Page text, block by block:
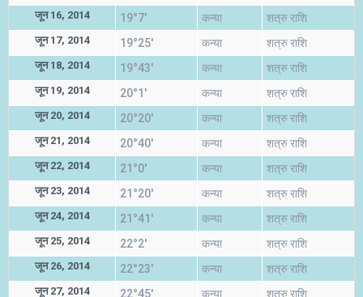
जून 16, 2014 19°7' कन्या शत्रु राशि
जून 17, 2014 19°25' कन्या शत्रु राशि
जून 18, 2014 19°43' कन्या शत्रु राशि
जून 19, 2014 20°1' कन्या शत्रु राशि
जून 20, 2014 20°20' कन्या शत्रु राशि
जून 21, 2014 20°40' कन्या शत्रु राशि
जून 22, 2014 21°0' कन्या शत्रु राशि
जून 23, 2014 21°20' कन्या शत्रु राशि
जून 24, 2014 21°41' कन्या शत्रु राशि
जून 25, 2014 22°2' कन्या शत्रु राशि
जून 26, 2014 22°23' कन्या शत्रु राशि
जून 27, 2014 22°45' कन्या शत्रु राशि